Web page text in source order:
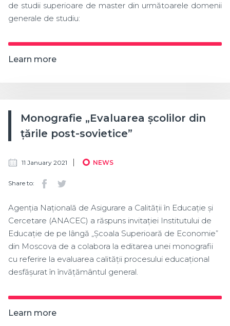
de studii superioare de master din următoarele domenii
generale de studiu:
Learn more
Monografie „Evaluarea școlilor din
țările post-sovietice”
11 January 2021 NEWS
Share to:
Agenția Națională de Asigurare a Calității în Educație și
Cercetare (ANACEC) a răspuns invitației Institutului de
Educație de pe lângă „Școala Superioară de Economie”
din Moscova de a colabora la editarea unei monografii
cu referire la evaluarea calității procesului educațional
desfășurat în învățământul general.
Learn more